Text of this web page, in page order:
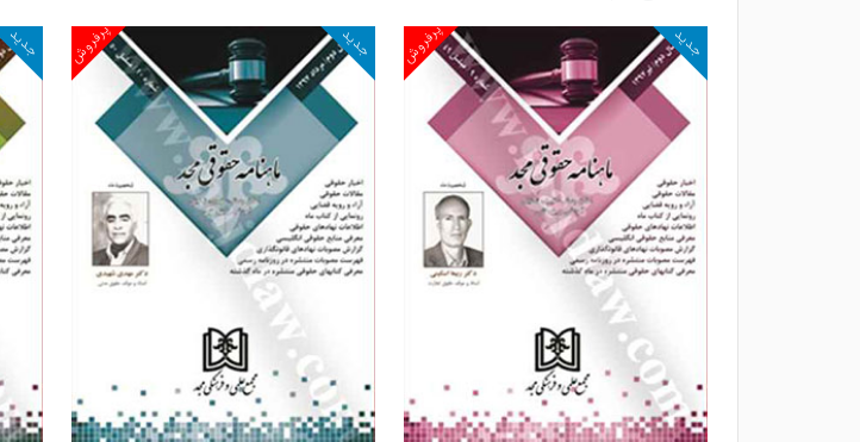
مشاهده و خرید
پرفروش جدید
مشاهده و خرید
پرفروش جدید جدید